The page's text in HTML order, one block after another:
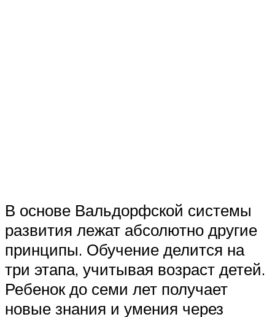
В основе Вальдорфской системы
развития лежат абсолютно другие
принципы. Обучение делится на
три этапа, учитывая возраст детей.
Ребенок до семи лет получает
новые знания и умения через